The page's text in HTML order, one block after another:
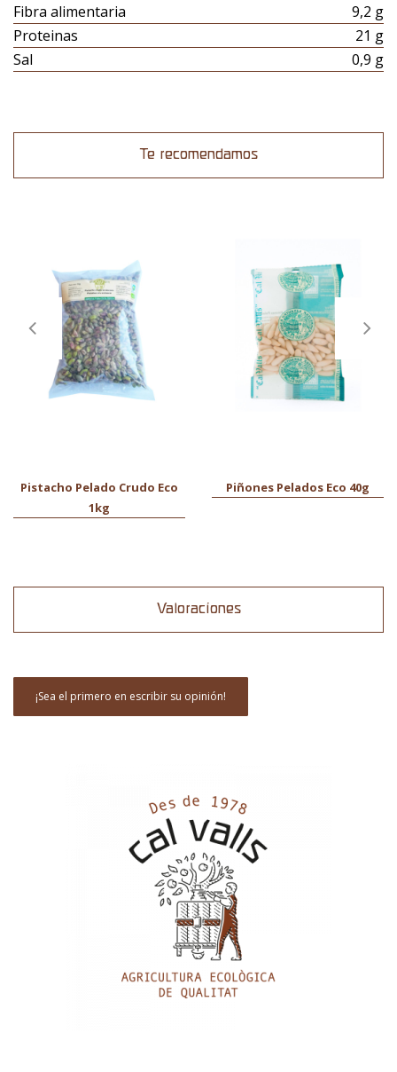
Fibra alimentaria
9,2 g
Proteinas
21 g
Sal
0,9 g
Te recomendamos
Pistacho Pelado Crudo Eco
1kg
Piñones Pelados Eco 40g
Valoraciones
¡Sea el primero en escribir su opinión!